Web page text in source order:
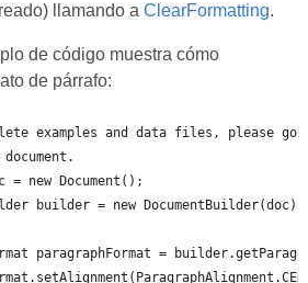
llamando a ClearFormatting.
de código muestra cómo
de párrafo:
examples and data files, please go
= new Document();
builder = new DocumentBuilder(doc);
paragraphFormat =